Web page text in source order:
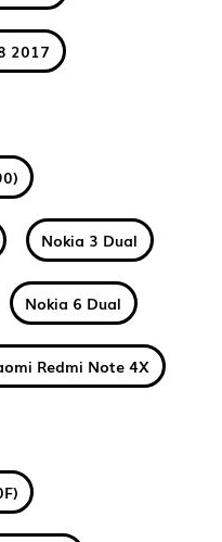
2017
Nokia 3 Dual
Nokia 6 Dual
Redmi Note 4X